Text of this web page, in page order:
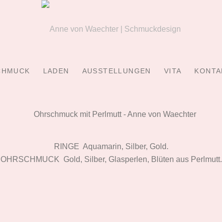
LADEN AUSSTELLUNGEN VITA
RINGE Aquamarin, Silber, Gold.
OHRSCHMUCK Gold, Silber, Glasperlen, Blüten aus Perlmutt.